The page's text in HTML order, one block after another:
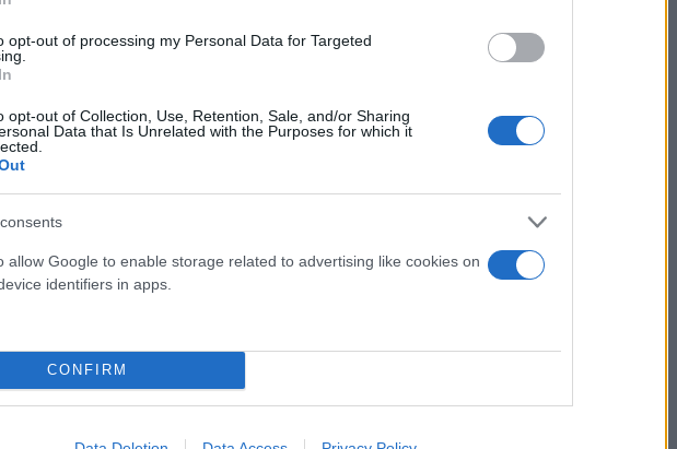
opt-out of processing my Personal Data for Targeted
opt-out of Collection, Use, Retention, Sale, and/or Sharing
Data that Is Unrelated with the Purposes for which it
allow Google to enable storage related to advertising like cookies on
identifiers in apps.
CONFIRM
τη διάρκεια ή μετά τον σεισμό, συμπεριλαμβανομένου
τον πρόεδρο Νικολάς Μαδούρο.